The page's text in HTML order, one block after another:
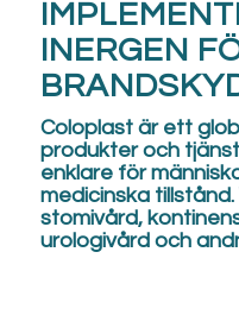
INERGEN
Coloplast är ett
produkter och
enklare för
medicinska
stomivård,
urologivård och